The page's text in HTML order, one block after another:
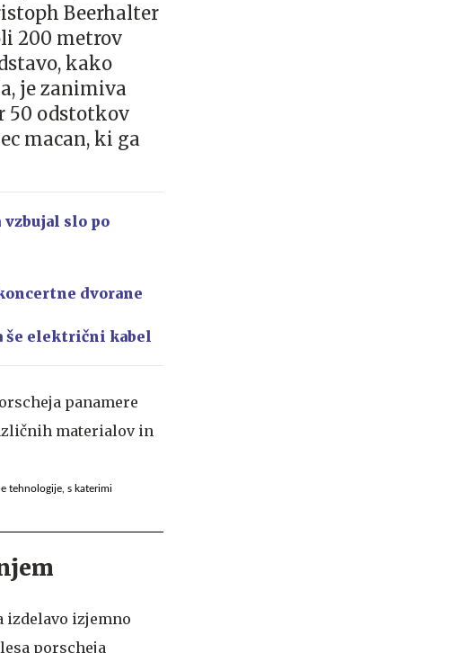
Beerhalter
200 metrov
kako
je zanimiva
50 odstotkov
macan, ki ga
slo po
dvorane
še električni kabel
tehnologije, s katerimi